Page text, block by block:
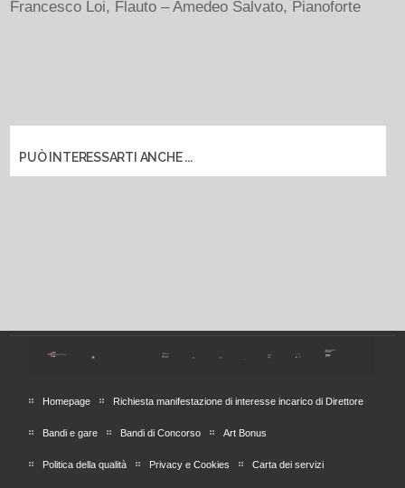
Francesco Loi, Flauto – Amedeo Salvato, Pianoforte
PUÒ INTERESSARTI ANCHE ...
Homepage Richiesta manifestazione di interesse incarico di Direttore
Bandi e gare Bandi di Concorso Art Bonus
Politica della qualità Privacy e Cookies Carta dei servizi